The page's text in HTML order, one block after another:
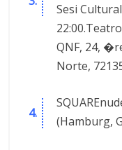
Sesi
QNF, 24,
Norte,
(Hamburg,